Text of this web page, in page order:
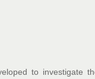
to investigate